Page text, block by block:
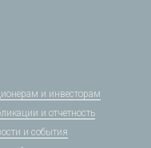
и инвесторам
и отчетность
и события